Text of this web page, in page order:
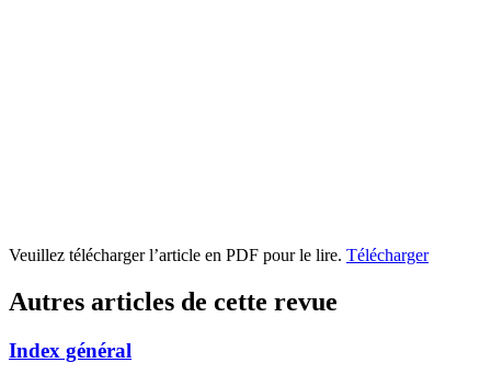
Veuillez télécharger l’article en PDF pour le lire. Télécharger
Autres articles de cette revue
Index général